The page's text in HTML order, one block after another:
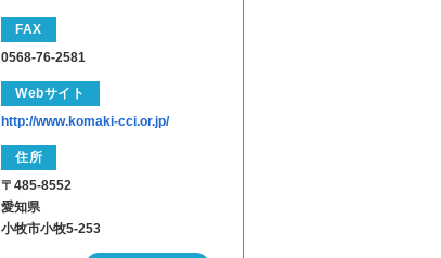
FAX
0568-76-2581
Webサイト
http://www.komaki-cci.or.jp/
住所
〒485-8552
愛知県
小牧市小牧5-253